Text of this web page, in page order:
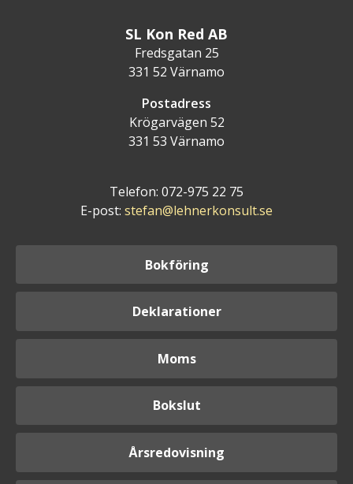
SL Kon Red AB
Fredsgatan 25
331 52 Värnamo
Postadress
Krögarvägen 52
331 53 Värnamo
Telefon: 072-975 22 75
E-post: stefan@lehnerkonsult.se
Bokföring
Deklarationer
Moms
Bokslut
Årsredovisning